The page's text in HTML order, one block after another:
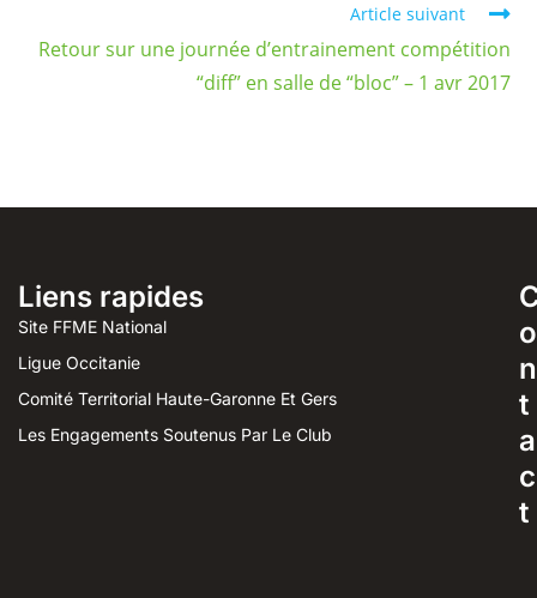
Article suivant
Retour sur une journée d’entrainement compétition
“diff” en salle de “bloc” – 1 avr 2017
Liens rapides
Site FFME National
Ligue Occitanie
Comité Territorial Haute-Garonne Et Gers
Les Engagements Soutenus Par Le Club
o
n
t
a
c
t